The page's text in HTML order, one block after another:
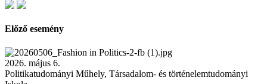
Előző esemény
2026. május 6.
Politikatudományi Műhely, Társadalom- és történelemtudományi